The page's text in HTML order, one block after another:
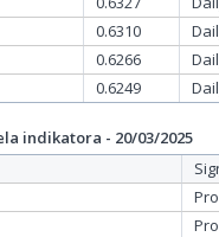
0.6310
0.6266
0.6249
indikatora - 20/03/2025